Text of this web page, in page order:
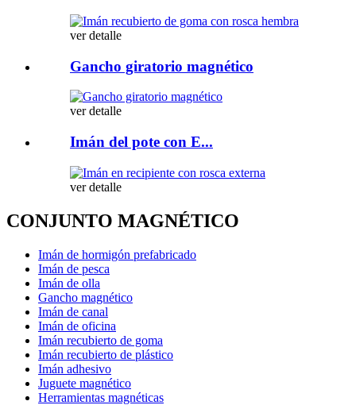
ver detalle
Gancho giratorio magnético
ver detalle
Imán del pote con E...
ver detalle
CONJUNTO MAGNÉTICO
Imán de hormigón prefabricado
Imán de pesca
Imán de olla
Gancho magnético
Imán de canal
Imán de oficina
Imán recubierto de goma
Imán recubierto de plástico
Imán adhesivo
Juguete magnético
Herramientas magnéticas